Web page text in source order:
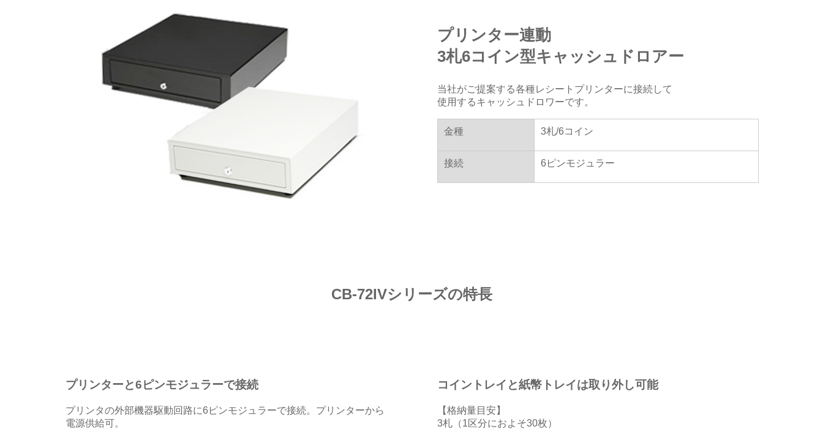
プリンター連動
3札6コイン型キャッシュドロアー
当社がご提案する各種レシートプリンターに接続して
使用するキャッシュドロワーです。
金種 3札/6コイン
接続 6ピンモジュラー
CB-72IVシリーズの特長
プリンターと6ピンモジュラーで接続
プリンタの外部機器駆動回路に6ピンモジュラーで接続。プリンターから
電源供給可。
コイントレイと紙幣トレイは取り外し可能
【格納量目安】
3札（1区分におよそ30枚）